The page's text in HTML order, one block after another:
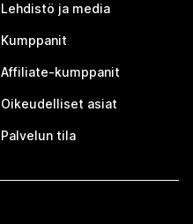
Lehdistö ja media
Kumppanit
Affiliate-kumppanit
Oikeudelliset asiat
Palvelun tila